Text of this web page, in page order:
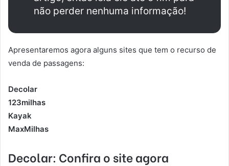
não perder nenhuma informação!
Apresentaremos agora alguns sites que tem o recurso de
venda de passagens:
Decolar
123milhas
Kayak
MaxMilhas
Decolar: Confira o site agora